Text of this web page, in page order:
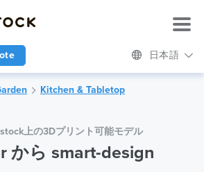
日本語
Kitchen & Tabletop
上の3Dプリント可能モデル
から smart-design